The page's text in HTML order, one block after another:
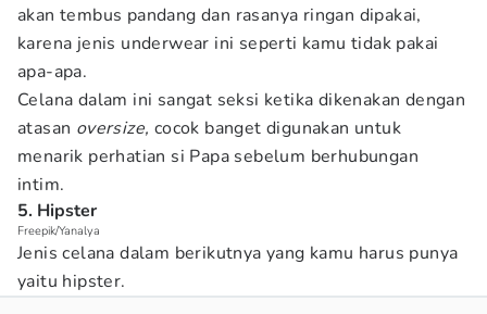
akan tembus pandang dan rasanya ringan dipakai,
karena jenis underwear ini seperti kamu tidak pakai
apa-apa.
Celana dalam ini sangat seksi ketika dikenakan dengan
atasan oversize, cocok banget digunakan untuk
menarik perhatian si Papa sebelum berhubungan
intim.
5. Hipster
Freepik/Yanalya
Jenis celana dalam berikutnya yang kamu harus punya
yaitu hipster.